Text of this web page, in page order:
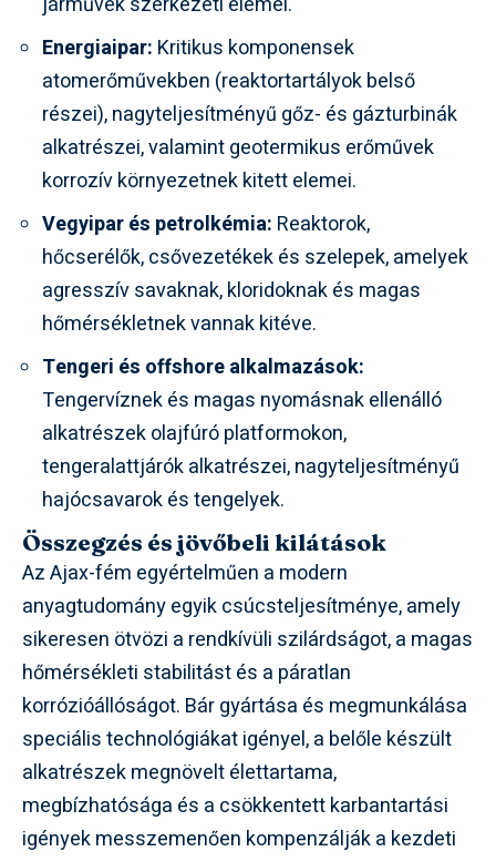
Energiaipar: Kritikus komponensek
atomerőművekben (reaktortartályok belső
részei), nagyteljesítményű gőz- és gázturbinák
alkatrészei, valamint geotermikus erőművek
korrozív környezetnek kitett elemei.
Vegyipar és petrolkémia: Reaktorok,
hőcserélők, csővezetékek és szelepek, amelyek
agresszív savaknak, kloridoknak és magas
hőmérsékletnek vannak kitéve.
Tengeri és offshore alkalmazások:
Tengervíznek és magas nyomásnak ellenálló
alkatrészek olajfúró platformokon,
tengeralattjárók alkatrészei, nagyteljesítményű
hajócsavarok és tengelyek.
Összegzés és jövőbeli kilátások
Az Ajax-fém egyértelműen a modern
anyagtudomány egyik csúcsteljesítménye, amely
sikeresen ötvözi a rendkívüli szilárdságot, a magas
hőmérsékleti stabilitást és a páratlan
korrózióállóságot. Bár gyártása és megmunkálása
speciális technológiákat igényel, a belőle készült
alkatrészek megnövelt élettartama,
megbízhatósága és a csökkentett karbantartási
igények messzemenően kompenzálják a kezdeti